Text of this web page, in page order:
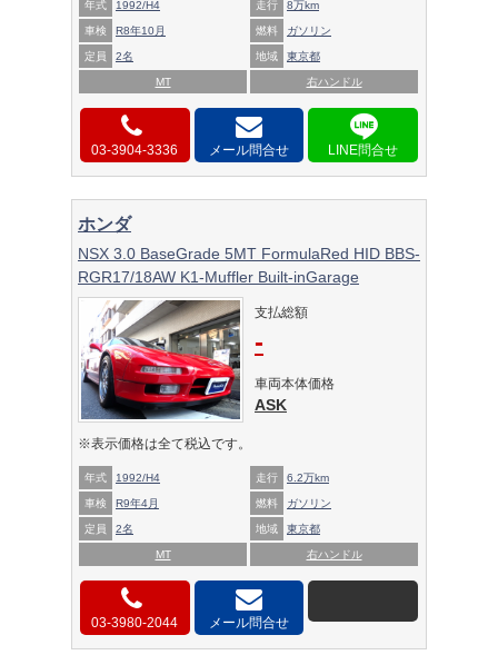
年式 1992/H4 走行 8万km
車検 R8年10月 燃料 ガソリン
定員 2名 地域 東京都
MT 右ハンドル
03-3904-3336 メール問合せ
ホンダ
NSX 3.0 BaseGrade 5MT FormulaRed HID BBS-
RGR17/18AW K1-Muffler Built-inGarage
支払総額
-
車両本体価格
ASK
※表示価格は全て税込です。
年式 1992/H4 走行 6.2万km
車検 R9年4月 燃料 ガソリン
定員 2名 地域 東京都
MT 右ハンドル
03-3980-2044 メール問合せ